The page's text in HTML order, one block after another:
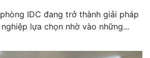
IDC đang trở thành giải pháp
lựa chọn nhờ vào những...